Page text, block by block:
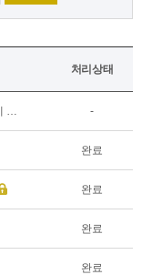
처리상태
★무고, 비방, 욕설, 광고 게시글 임의 삭제 알림 -
완료
완료
완료
완료